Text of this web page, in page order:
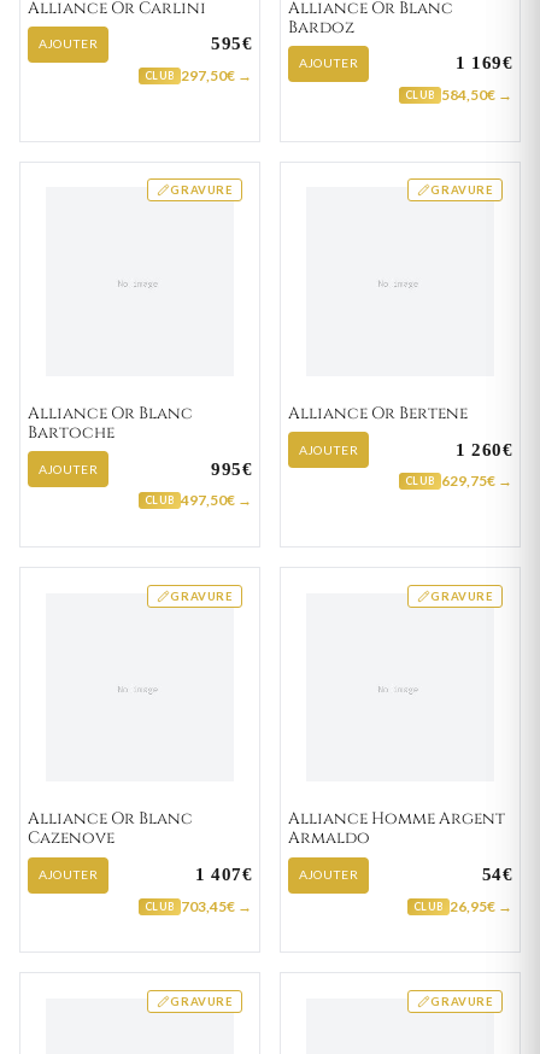
Alliance Or Carlini
AJOUTER 595€
CLUB 297,50€ →
Alliance Or Blanc
Bardoz
AJOUTER 1 169€
CLUB 584,50€ →
GRAVURE
Alliance Or Blanc
Bartoche
AJOUTER 995€
CLUB 497,50€ →
GRAVURE
Alliance Or Bertene
AJOUTER 1 260€
CLUB 629,75€ →
GRAVURE
Alliance Or Blanc
Cazenove
AJOUTER 1 407€
CLUB 703,45€ →
GRAVURE
Alliance Homme Argent
Armaldo
AJOUTER 54€
CLUB 26,95€ →
GRAVURE GRAVURE